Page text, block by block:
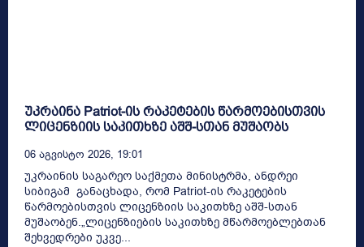
უკრაინა Patriot-ის რაკეტების წარმოებისთვის
ლიცენზიის საკითხზე აშშ-სთან მუშაობს
06 Აგვისტო 2026, 19:01
უკრაინის საგარეო საქმეთა მინისტრმა, ანდრეი
სიბიგამ განაცხადა, რომ Patriot-ის რაკეტების
წარმოებისთვის ლიცენზიის საკითხზე აშშ-სთან
მუშაობენ.„ლიცენზიების საკითხზე მწარმოებლებთან
შეხვედრები უკვე...